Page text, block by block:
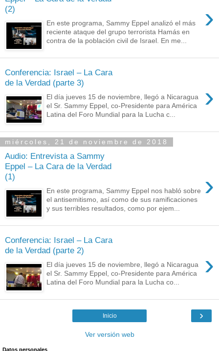
(2)
›
En este programa, Sammy Eppel analizó el más
reciente ataque del grupo terrorista Hamás en
contra de la población civil de Israel. En me...
Conferencia: Israel – La Cara
de la Verdad (parte 3)
›
El día jueves 15 de noviembre, llegó a Nicaragua
el Sr. Sammy Eppel, co-Presidente para América
Latina del Foro Mundial para la Lucha c...
miércoles, 21 de noviembre de 2018
Audio: Entrevista a Sammy
Eppel – La Cara de la Verdad
(1)
›
En este programa, Sammy Eppel nos habló sobre
el antisemitismo, así como de sus ramificaciones
y sus terribles resultados, como por ejem...
Conferencia: Israel – La Cara
de la Verdad (parte 2)
›
El día jueves 15 de noviembre, llegó a Nicaragua
el Sr. Sammy Eppel, co-Presidente para América
Latina del Foro Mundial para la Lucha co...
›
Inicio
Ver versión web
Datos personales